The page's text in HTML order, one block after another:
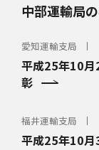
中部運輸局
愛知運輸支局
平成25年10
彰
福井運輸支局
平成25年10